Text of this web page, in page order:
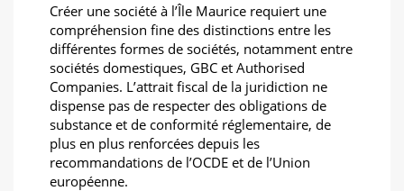
Créer une société à l’Île Maurice requiert une
compréhension fine des distinctions entre les
différentes formes de sociétés, notamment entre
sociétés domestiques, GBC et Authorised
Companies. L’attrait fiscal de la juridiction ne
dispense pas de respecter des obligations de
substance et de conformité réglementaire, de
plus en plus renforcées depuis les
recommandations de l’OCDE et de l’Union
européenne.